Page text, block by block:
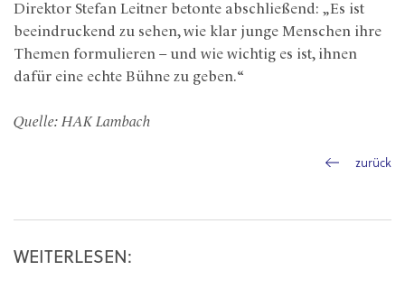
Direktor Stefan Leitner betonte abschließend: „Es ist
beeindruckend zu sehen, wie klar junge Menschen ihre
Themen formulieren – und wie wichtig es ist, ihnen
dafür eine echte Bühne zu geben.“
Quelle: HAK Lambach
zurück
WEITERLESEN: